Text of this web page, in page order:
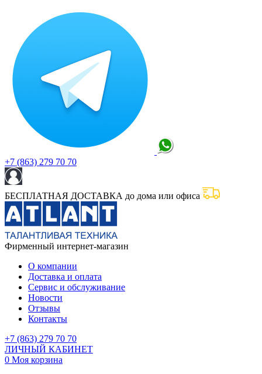
+7 (863) 279 70 70
БЕСПЛАТНАЯ ДОСТАВКА до дома или офиса
Фирменный интернет-магазин
О компании
Доставка и оплата
Сервис и обслуживание
Новости
Отзывы
Контакты
+7 (863) 279 70 70
ЛИЧНЫЙ КАБИНЕТ
0 Моя корзина